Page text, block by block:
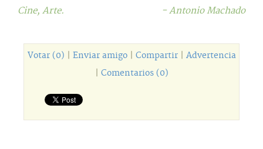
Cine, Arte. - Antonio Machado
Votar (0) Enviar amigo| Compartir| Advertencia
Comentarios (0)